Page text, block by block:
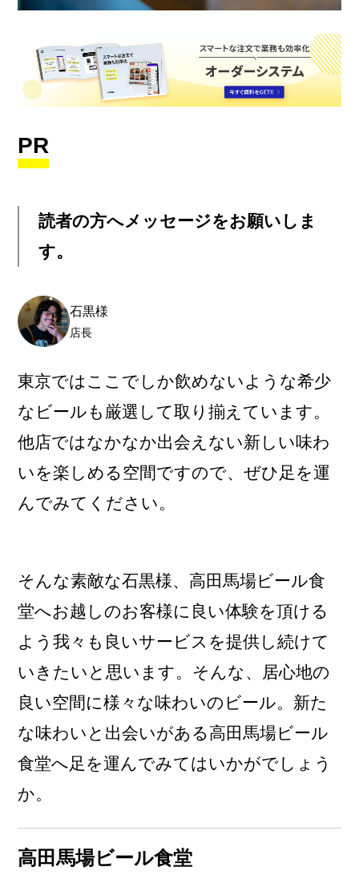
PR
読者の方へメッセージをお願いしま
す。
石黒様
店長
東京ではここでしか飲めないような希少
なビールも厳選して取り揃えています。
他店ではなかなか出会えない新しい味わ
いを楽しめる空間ですので、ぜひ足を運
んでみてください。
そんな素敵な石黒様、高田馬場ビール食
堂へお越しのお客様に良い体験を頂ける
よう我々も良いサービスを提供し続けて
いきたいと思います。そんな、居心地の
良い空間に様々な味わいのビール。新た
な味わいと出会いがある高田馬場ビール
食堂へ足を運んでみてはいかがでしょう
か。
高田馬場ビール食堂